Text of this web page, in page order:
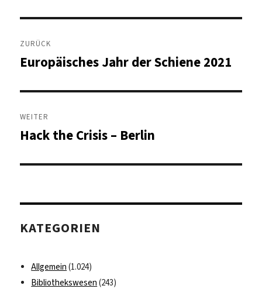
Beitragsnavigation
ZURÜCK
Vorheriger
Europäisches Jahr der Schiene 2021
WEITER
Nächster
Hack the Crisis – Berlin
KATEGORIEN
Allgemein (1.024)
Bibliothekswesen (243)